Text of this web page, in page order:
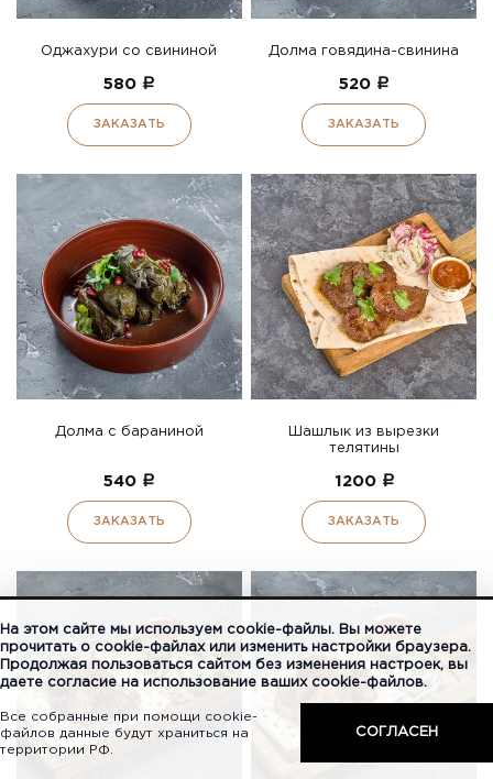
Оджахури со свининой
580 a
ЗАКАЗАТЬ
Долма говядина-свинина
520 a
ЗАКАЗАТЬ
Долма с бараниной
540 a
ЗАКАЗАТЬ
Шашлык из вырезки
телятины
1200 a
ЗАКАЗАТЬ
На этом сайте мы используем cookie-файлы. Вы можете
прочитать о cookie-файлах или изменить настройки браузера.
Продолжая пользоваться сайтом без изменения настроек, вы
даете согласие на использование ваших cookie-файлов.
Все собранные при помощи cookie-
файлов данные будут храниться на
территории РФ.
СОГЛАСЕН